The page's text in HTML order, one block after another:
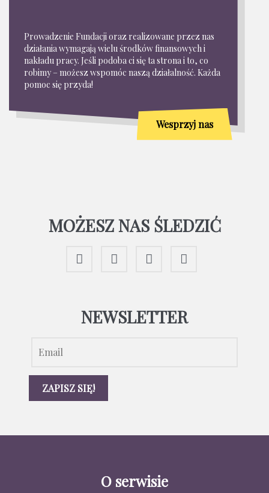
Prowadzenie Fundacji oraz realizowane przez nas
działania wymagają wielu środków finansowych i
nakładu pracy. Jeśli podoba ci się ta strona i to, co
robimy – możesz wspomóc naszą działalność. Każda
pomoc się przyda!
Wesprzyj nas
MOŻESZ NAS ŚLEDZIĆ
NEWSLETTER
O serwisie